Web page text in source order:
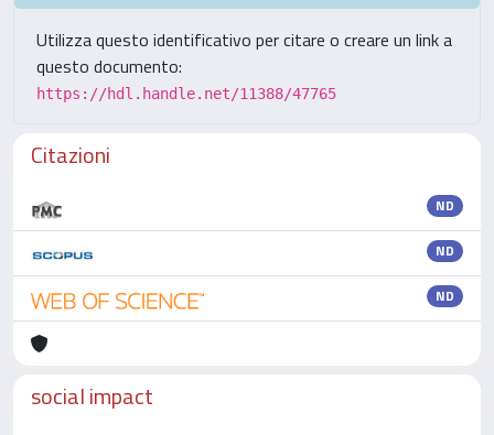
Utilizza questo identificativo per citare o creare un link a
questo documento:
https://hdl.handle.net/11388/47765
Citazioni
ND
ND
ND
social impact